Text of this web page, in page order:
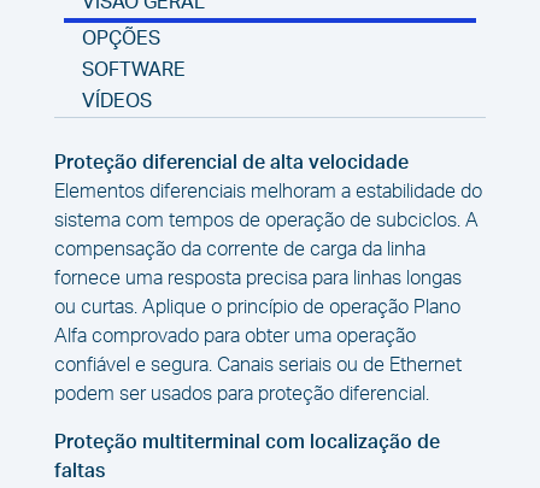
OPÇÕES
SOFTWARE
VÍDEOS
Proteção diferencial de alta velocidade
Elementos diferenciais melhoram a estabilidade do
sistema com tempos de operação de subciclos. A
compensação da corrente de carga da linha
fornece uma resposta precisa para linhas longas
ou curtas. Aplique o princípio de operação Plano
Alfa comprovado para obter uma operação
confiável e segura. Canais seriais ou de Ethernet
podem ser usados para proteção diferencial.
Proteção multiterminal com localização de
faltas